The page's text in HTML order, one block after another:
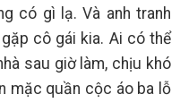
có gì lạ. Và anh tranh
cô gái kia. Ai có thể
sau giờ làm, chịu khó
mặc quần cộc áo ba lỗ